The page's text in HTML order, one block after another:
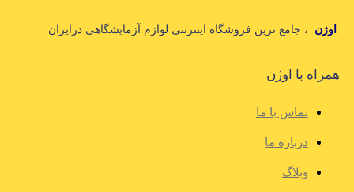
اوژن ، جامع ترین فروشگاه اینترنتی لوازم آزمایشگاهی درایران
همراه با اوژن
تماس با ما
درباره ما
وبلاگ